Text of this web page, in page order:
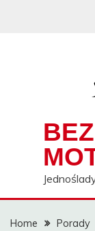
Home
Porady